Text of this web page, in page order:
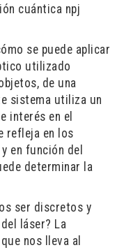
cuántica npj
se puede aplicar
utilizado
de una
sistema utiliza un
interés en el
refleja en los
en función del
determinar la
ser discretos y
láser? La
nos lleva al